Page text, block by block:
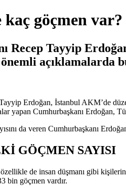
göçmen var?
Recep Tayyip
açıklamalarda
Erdoğan, İstanbul AKM’de
yapan Cumhurbaşkanı Erdoğan,
da veren Cumhurbaşkanı
GÖÇMEN SAYISI
de insan düşmanı gibi
bin göçmen vardır.